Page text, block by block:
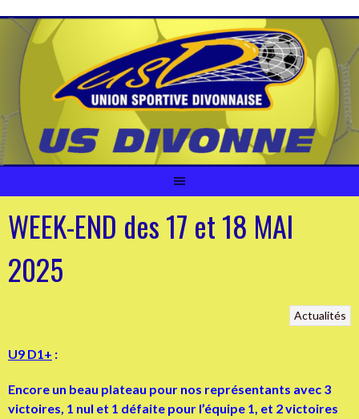
contenu
WEEK-END des 17 et 18 MAI
2025
Actualités
U9 D1+ :
Encore un beau plateau pour nos représentants avec 3
victoires, 1 nul et 1 défaite pour l’équipe 1, et 2 victoires